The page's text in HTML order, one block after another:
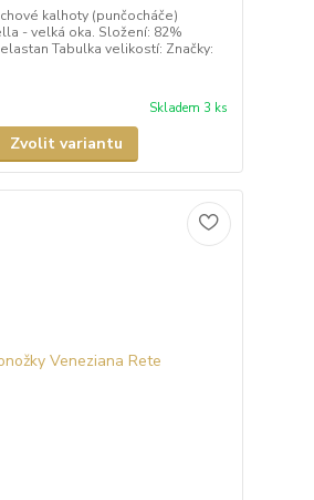
kalhoty (punčocháče)
- velká oka. Složení: 82%
Tabulka velikostí: Značky:
Skladem 3 ks
Zvolit variantu